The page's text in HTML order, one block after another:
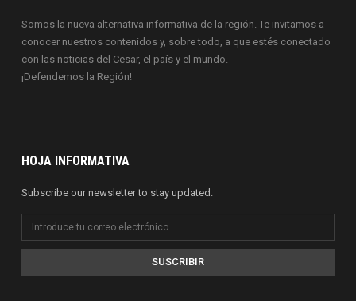
Somos la nueva alternativa informativa de la región. Te invitamos a
conocer nuestros contenidos y, sobre todo, a que estés conectado
con las noticias del Cesar, el país y el mundo.
¡Defendemos la Región!
HOJA INFORMATIVA
Subscribe our newsletter to stay updated.
SUSCRIBIR